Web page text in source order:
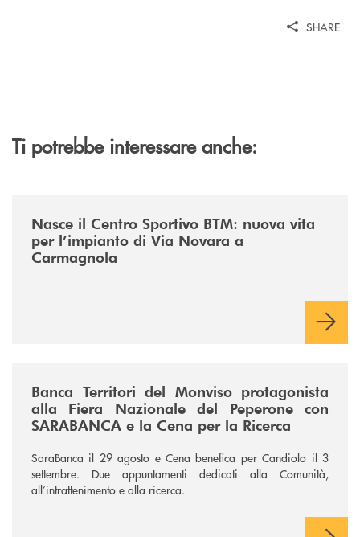
SHARE
Ti potrebbe interessare anche:
Nasce il Centro Sportivo BTM: nuova vita
per l’impianto di Via Novara a
Carmagnola
Banca Territori del Monviso protagonista
alla Fiera Nazionale del Peperone con
SARABANCA e la Cena per la Ricerca
SaraBanca il 29 agosto e Cena benefica per Candiolo il 3
settembre. Due appuntamenti dedicati alla Comunità,
all’intrattenimento e alla ricerca.